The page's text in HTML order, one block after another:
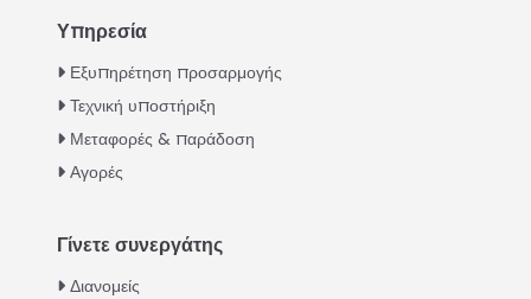
Υπηρεσία
Εξυπηρέτηση προσαρμογής
Τεχνική υποστήριξη
Μεταφορές & παράδοση
Αγορές
Γίνετε συνεργάτης
Διανομείς